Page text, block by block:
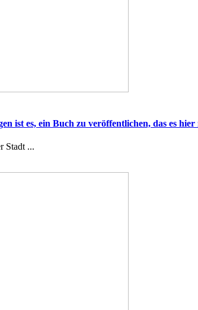
ist es, ein Buch zu veröffentlichen, das es hier
Stadt ...